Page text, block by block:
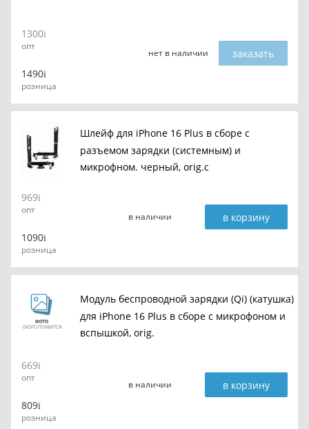
1300
опт
1490
розница
нет в наличии заказать
Шлейф для iPhone 16 Plus в сборе c
разъемом зарядки (системным) и
микрофном. черный, orig.c
969
опт
1090
розница
в наличии в корзину
Модуль беспроводной зарядки (Qi) (катушка)
для iPhone 16 Plus в сборе с микрофоном и
вспышкой, orig.
669
опт
809
розница
в наличии в корзину